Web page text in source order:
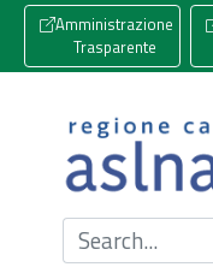
Amministrazione
Trasparente
Cerca nel sito